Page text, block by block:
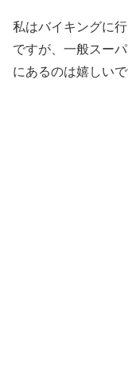
私はバイキングに
ですが、一般スー
にあるのは嬉しいで